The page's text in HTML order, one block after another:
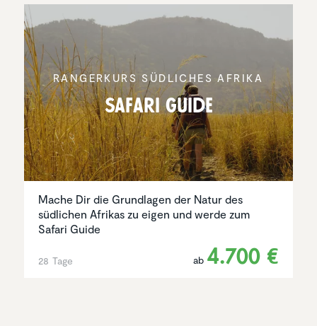
RANGER­KURS SÜDLICHES AFRIKA
Safari Guide
Mache Dir die Grundlagen der Natur des
südlichen Afrikas zu eigen und werde zum
Safari Guide
28 Tage ab 4.700 €